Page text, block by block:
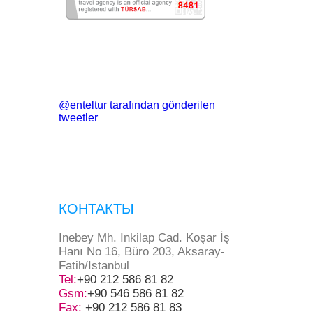
@enteltur tarafından gönderilen
tweetler
КОНТАКТЫ
Inebey Mh. Inkilap Cad. Koşar İş
Hanı No 16, Büro 203, Aksaray-
Fatih/Istanbul
Tel:+90 212 586 81 82
Gsm:+90 546 586 81 82
Fax: +90 212 586 81 83